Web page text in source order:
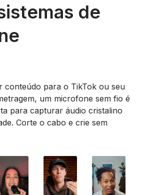
de
conteúdo para o TikTok ou seu
um microfone sem fio é
para capturar áudio cristalino
Corte o cabo e crie sem